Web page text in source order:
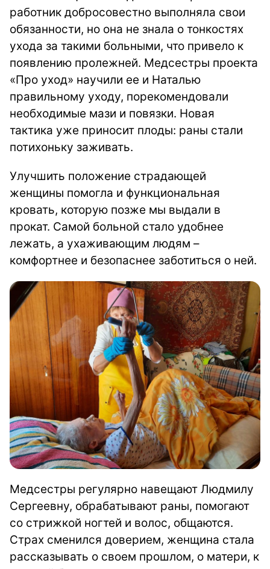
работник добросовестно выполняла свои
обязанности, но она не знала о тонкостях
ухода за такими больными, что привело к
появлению пролежней. Медсестры проекта
«Про уход» научили ее и Наталью
правильному уходу, порекомендовали
необходимые мази и повязки. Новая
тактика уже приносит плоды: раны стали
потихоньку заживать.
Улучшить положение страдающей
женщины помогла и функциональная
кровать, которую позже мы выдали в
прокат. Самой больной стало удобнее
лежать, а ухаживающим людям –
комфортнее и безопаснее заботиться о ней.
Медсестры регулярно навещают Людмилу
Сергеевну, обрабатывают раны, помогают
со стрижкой ногтей и волос, общаются.
Страх сменился доверием, женщина стала
рассказывать о своем прошлом, о матери, к